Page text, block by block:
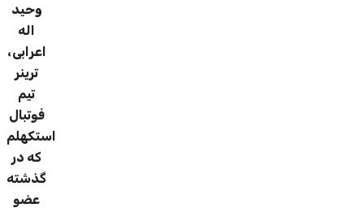
وحید
اله
اعرابی،
ترینر
تیم
فوتبال
استکهلم
که در
گذشته
عضو